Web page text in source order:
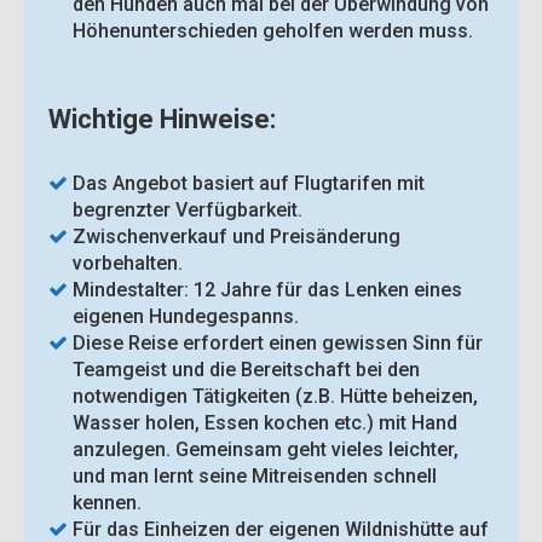
Höhenunterschieden geholfen werden muss.
Wichtige Hinweise:
Das Angebot basiert auf Flugtarifen mit
begrenzter Verfügbarkeit.
Zwischenverkauf und Preisänderung
vorbehalten.
Mindestalter: 12 Jahre für das Lenken eines
eigenen Hundegespanns.
Diese Reise erfordert einen gewissen Sinn für
Teamgeist und die Bereitschaft bei den
notwendigen Tätigkeiten (z.B. Hütte beheizen,
Wasser holen, Essen kochen etc.) mit Hand
anzulegen. Gemeinsam geht vieles leichter,
und man lernt seine Mitreisenden schnell
kennen.
Für das Einheizen der eigenen Wildnishütte auf